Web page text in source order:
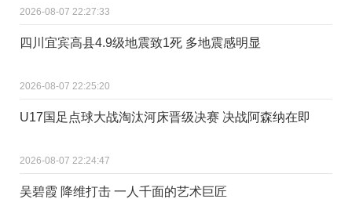
2026-08-07 22:27:33
四川宜宾高县4.9级地震致1死 多地震感明显
2026-08-07 22:25:20
U17国足点球大战淘汰河床晋级决赛 决战阿森纳在即
2026-08-07 22:24:47
吴碧霞 降维打击 一人千面的艺术巨匠